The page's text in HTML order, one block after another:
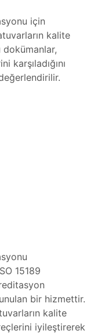
için
kalite
karşıladığını
15189
bir hizmettir.
kalite
iyileştirerek